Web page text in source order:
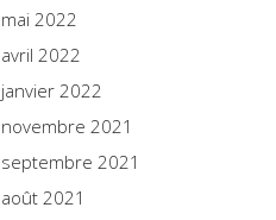
mai 2022
avril 2022
janvier 2022
novembre 2021
septembre 2021
août 2021